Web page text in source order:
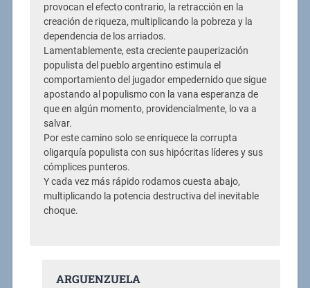
provocan el efecto contrario, la retracción en la
creación de riqueza, multiplicando la pobreza y la
dependencia de los arriados.
Lamentablemente, esta creciente pauperización
populista del pueblo argentino estimula el
comportamiento del jugador empedernido que sigue
apostando al populismo con la vana esperanza de
que en algún momento, providencialmente, lo va a
salvar.
Por este camino solo se enriquece la corrupta
oligarquía populista con sus hipócritas líderes y sus
cómplices punteros.
Y cada vez más rápido rodamos cuesta abajo,
multiplicando la potencia destructiva del inevitable
choque.
ARGUENZUELA